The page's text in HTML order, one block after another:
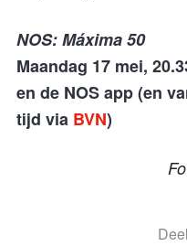
NOS: Máxima 50
Maandag 17 mei,
en de NOS app (en
tijd via BVN)